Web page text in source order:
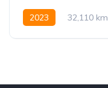
2023 32,110 km